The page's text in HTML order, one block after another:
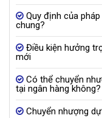
Quy định của
chung?
Điều kiện hưởng
mới
Có thể chuyển
tại ngân hàng không?
Chuyển nhượng